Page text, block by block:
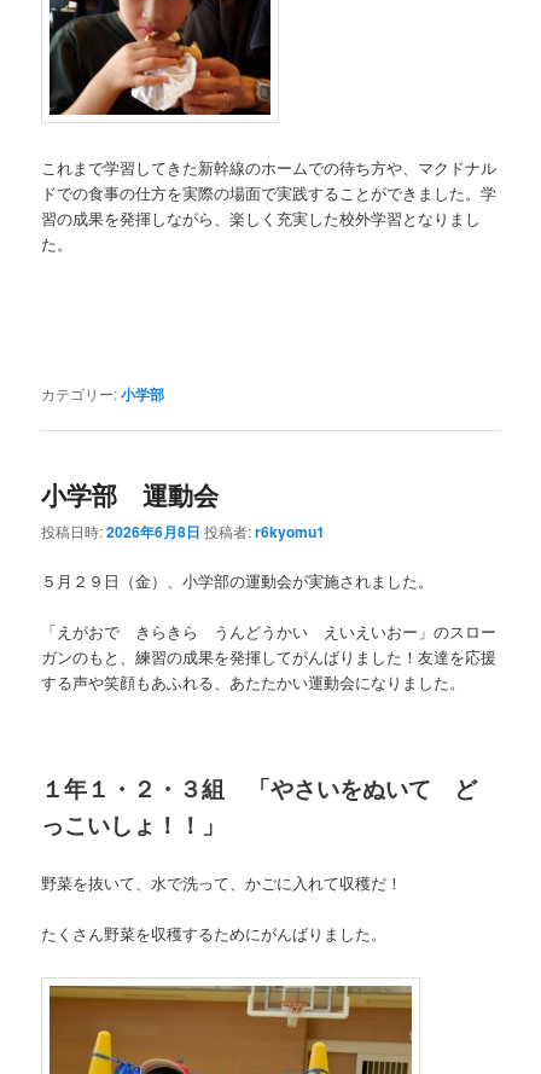
これまで学習してきた新幹線のホームでの待ち方や、マクドナル
ドでの食事の仕方を実際の場面で実践することができました。学
習の成果を発揮しながら、楽しく充実した校外学習となりまし
た。
カテゴリー:小学部
小学部 運動会
投稿日時:2026年6月8日 投稿者:r6kyomu1
５月２９日（金）、小学部の運動会が実施されました。
「えがおで きらきら うんどうかい えいえいおー」のスロー
ガンのもと、練習の成果を発揮してがんばりました！友達を応援
する声や笑顔もあふれる、あたたかい運動会になりました。
１年１・２・３組 「やさいをぬいて ど
っこいしょ！！」
野菜を抜いて、水で洗って、かごに入れて収穫だ！
たくさん野菜を収穫するためにがんばりました。